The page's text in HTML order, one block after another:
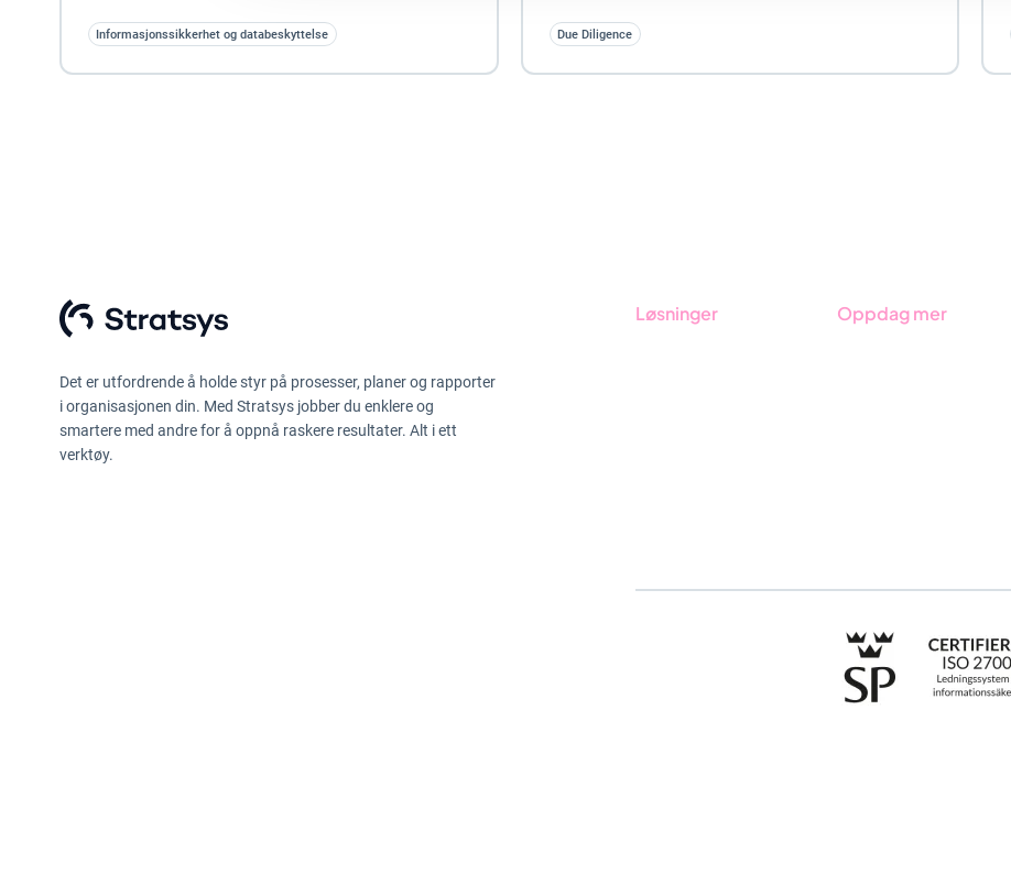
Informasjonssikkerhet og databeskyttelse Due Diligence
Det er utfordrende å holde styr på prosesser, planer og rapporter
i organisasjonen din. Med Stratsys jobber du enklere og
smartere med andre for å oppnå raskere resultater. Alt i ett
verktøy.
Løsninger Oppdag mer